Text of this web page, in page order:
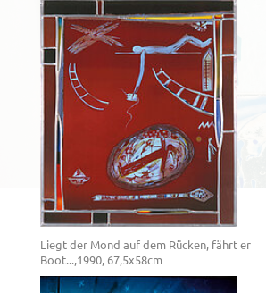
Liegt der Mond auf dem Rücken, fährt er
Boot...,1990, 67,5x58cm